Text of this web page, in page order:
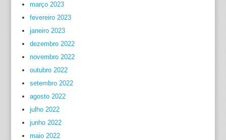
março 2023
fevereiro 2023
janeiro 2023
dezembro 2022
novembro 2022
outubro 2022
setembro 2022
agosto 2022
julho 2022
junho 2022
maio 2022